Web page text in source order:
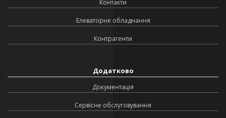
Контакти
Елеваторне обладнання
Контрагенти
Додатково
Документація
Сервісне обслуговування